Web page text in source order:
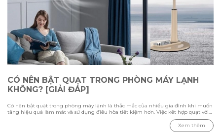
CÓ NÊN BẬT QUẠT TRONG PHÒNG MÁY LẠNH
KHÔNG? [GIẢI ĐÁP]
Có nên bật quạt trong phòng máy lạnh là thắc mắc của nhiều gia đình khi muốn
tăng hiệu quả làm mát và sử dụng điều hòa tiết kiệm hơn. Việc kết hợp quạt với
máy lạnh có thể giúp luồng khí lạnh phân bổ đều hơn, nhưng cần sử dụng đúng
cách để tránh gây cảm giác khó chịu. Trong bài viết này cùng Hawonkoo tìm hiểu
Xem thêm